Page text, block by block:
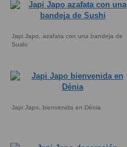
Japi Japo, azafata con una bandeja de
Sushi
Japi Japo, bienvenida en Dénia